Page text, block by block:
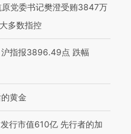
党委书记樊澄受贿3847万
多数指控
沪指报3896.49点 跌幅
黄金
行市值610亿 先行者的加